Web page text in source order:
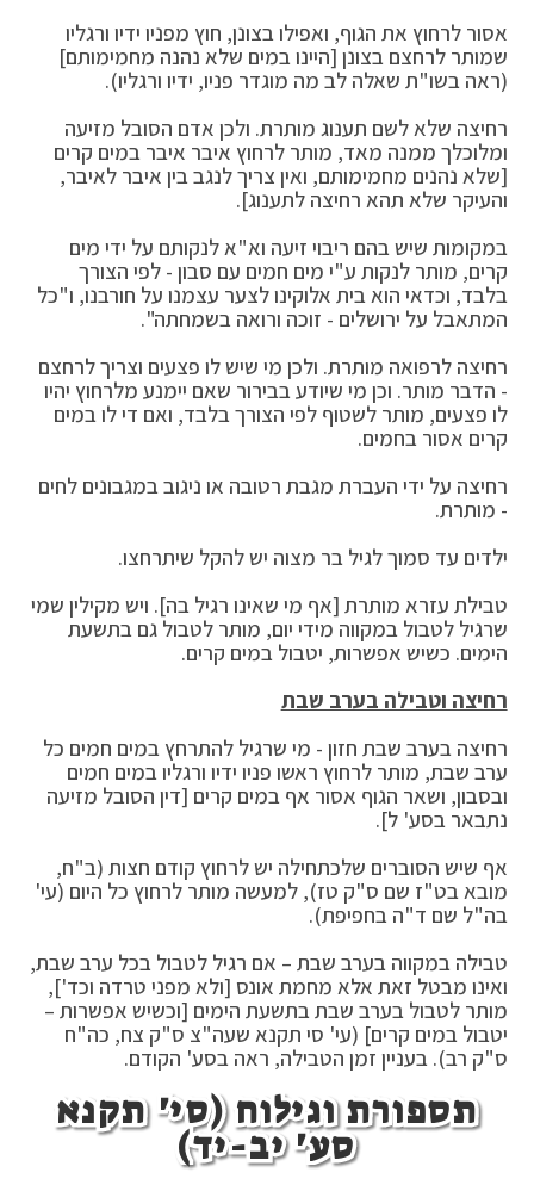
אסור לרחוץ את הגוף, ואפילו בצונן, חוץ מפניו ידיו ורגליו
שמותר לרחצם בצונן [היינו במים שלא נהנה מחמימותם]
(ראה בשו"ת שאלה לב מה מוגדר פניו, ידיו ורגליו).
רחיצה שלא לשם תענוג מותרת. ולכן אדם הסובל מזיעה
ומלוכלך ממנה מאד, מותר לרחוץ איבר איבר במים קרים
[שלא נהנים מחמימותם, ואין צריך לנגב בין איבר לאיבר,
והעיקר שלא תהא רחיצה לתענוג].
במקומות שיש בהם ריבוי זיעה וא"א לנקותם על ידי מים
קרים, מותר לנקות ע"י מים חמים עם סבון - לפי הצורך
בלבד, וכדאי הוא בית אלוקינו לצער עצמנו על חורבנו, ו"כל
המתאבל על ירושלים - זוכה ורואה בשמחתה".
רחיצה לרפואה מותרת. ולכן מי שיש לו פצעים וצריך לרחצם
- הדבר מותר. וכן מי שיודע בבירור שאם יימנע מלרחוץ יהיו
לו פצעים, מותר לשטוף לפי הצורך בלבד, ואם די לו במים
קרים אסור בחמים.
רחיצה על ידי העברת מגבת רטובה או ניגוב במגבונים לחים
- מותרת.
ילדים עד סמוך לגיל בר מצוה יש להקל שיתרחצו.
טבילת עזרא מותרת [אף מי שאינו רגיל בה]. ויש מקילין שמי
שרגיל לטבול במקווה מידי יום, מותר לטבול גם בתשעת
הימים. כשיש אפשרות, יטבול במים קרים.
רחיצה וטבילה בערב שבת
רחיצה בערב שבת חזון - מי שרגיל להתרחץ במים חמים כל
ערב שבת, מותר לרחוץ ראשו פניו ידיו ורגליו במים חמים
ובסבון, ושאר הגוף אסור אף במים קרים [דין הסובל מזיעה
נתבאר בסע' ל].
אף שיש הסוברים שלכתחילה יש לרחוץ קודם חצות (ב"ח,
מובא בט"ז שם ס"ק טז), למעשה מותר לרחוץ כל היום (עי'
בה"ל שם ד"ה בחפיפת).
טבילה במקווה בערב שבת – אם רגיל לטבול בכל ערב שבת,
ואינו מבטל זאת אלא מחמת אונס [ולא מפני טרדה וכד'],
מותר לטבול בערב שבת בתשעת הימים [וכשיש אפשרות –
יטבול במים קרים] (עי' סי תקנא שעה"צ ס"ק צח, כה"ח
ס"ק רב). בעניין זמן הטבילה, ראה בסע' הקודם.
תספורת וגילוח (סי' תקנא
סע' יב-יד)